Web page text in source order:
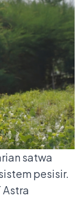
satwa
pesisir.
Astra